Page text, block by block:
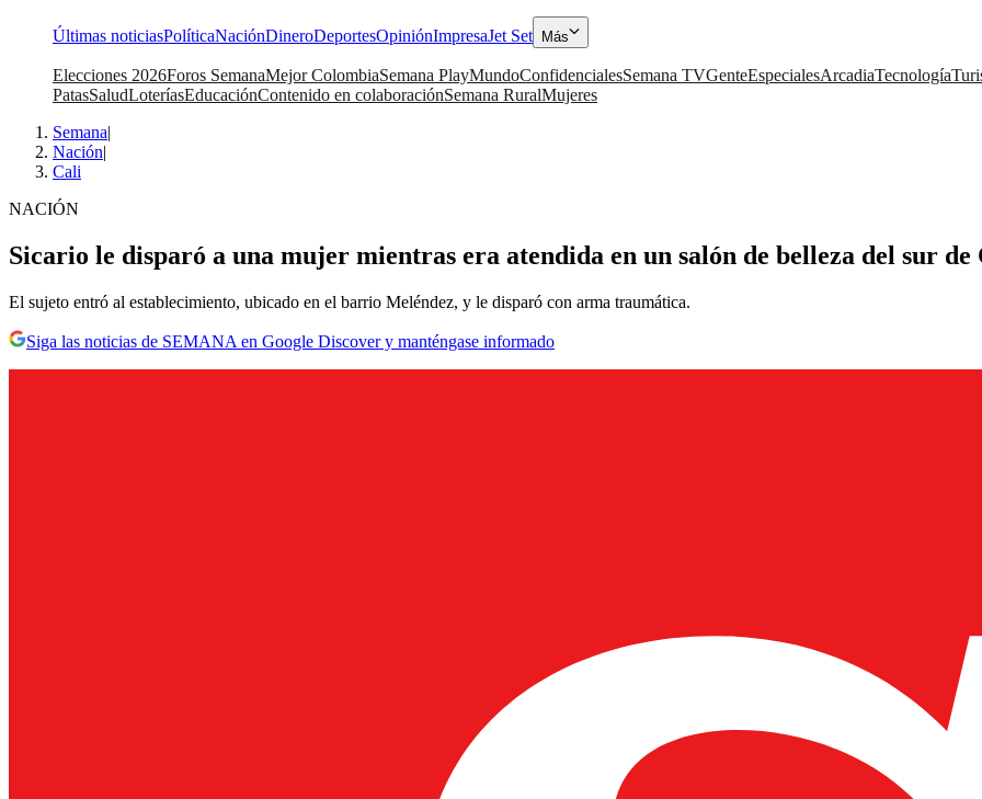
Últimas noticiasPolíticaNaciónDineroDeportesOpiniónImpresaJet Set Más
Elecciones 2026Foros SemanaMejor ColombiaSemana PlayMundoConfidencialesSemana TVGenteEspecialesArcadiaTecnología
PatasSaludLoteríasEducaciónContenido en colaboraciónSemana RuralMujeres
Semana|
Nación|
Cali
NACIÓN
Sicario le disparó a una mujer mientras era atendida en un salón de belleza del sur de
El sujeto entró al establecimiento, ubicado en el barrio Meléndez, y le disparó con arma traumática.
Siga las noticias de SEMANA en Google Discover y manténgase informado